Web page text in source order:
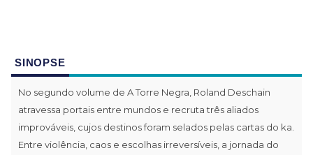
SINOPSE
No segundo volume de A Torre Negra, Roland Deschain
atravessa portais entre mundos e recruta três aliados
improváveis, cujos destinos foram selados pelas cartas do ka.
Entre violência, caos e escolhas irreversíveis, a jornada do